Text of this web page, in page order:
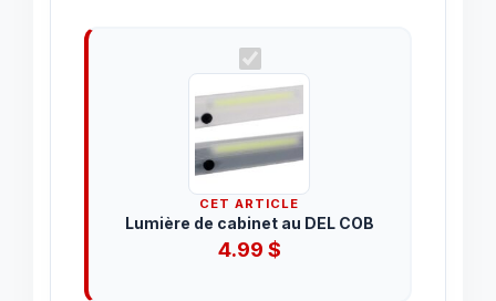
CET ARTICLE
Lumière de cabinet au DEL COB
4.99 $